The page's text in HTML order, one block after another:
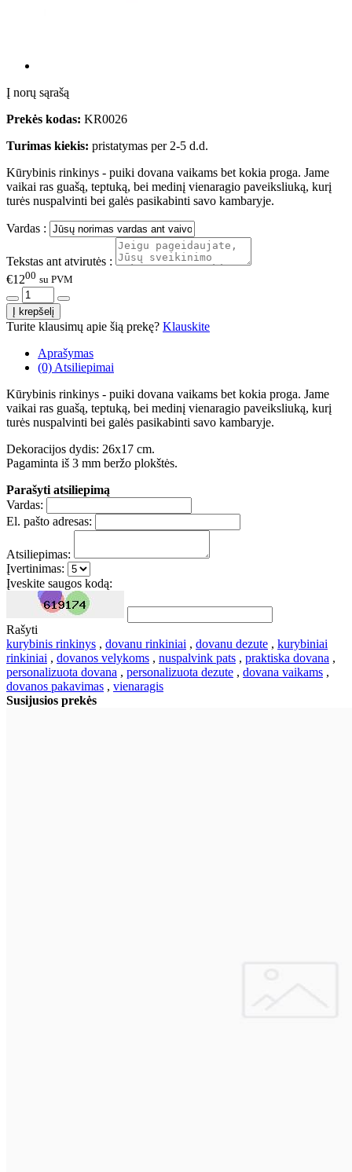
Į norų sąrašą
Prekės kodas: KR0026
Turimas kiekis: pristatymas per 2-5 d.d.
Kūrybinis rinkinys - puiki dovana vaikams bet kokia proga. Jame
vaikai ras guašą, teptuką, bei medinį vienaragio paveiksliuką, kurį
turės nuspalvinti bei galės pasikabinti savo kambaryje.
Vardas :
Tekstas ant atvirutės :
€1200 su PVM
Turite klausimų apie šią prekę? Klauskite
Aprašymas
(0) Atsiliepimai
Kūrybinis rinkinys - puiki dovana vaikams bet kokia proga. Jame
vaikai ras guašą, teptuką, bei medinį vienaragio paveiksliuką, kurį
turės nuspalvinti bei galės pasikabinti savo kambaryje.
Dekoracijos dydis: 26x17 cm.
Pagaminta iš 3 mm beržo plokštės.
Parašyti atsiliepimą
Vardas:
El. pašto adresas:
Atsiliepimas:
Įvertinimas:
Įveskite saugos kodą:
Rašyti
kurybinis rinkinys , dovanu rinkiniai , dovanu dezute , kurybiniai
rinkiniai , dovanos velykoms , nuspalvink pats , praktiska dovana ,
personalizuota dovana , personalizuota dezute , dovana vaikams ,
dovanos pakavimas , vienaragis
Susijusios prekės